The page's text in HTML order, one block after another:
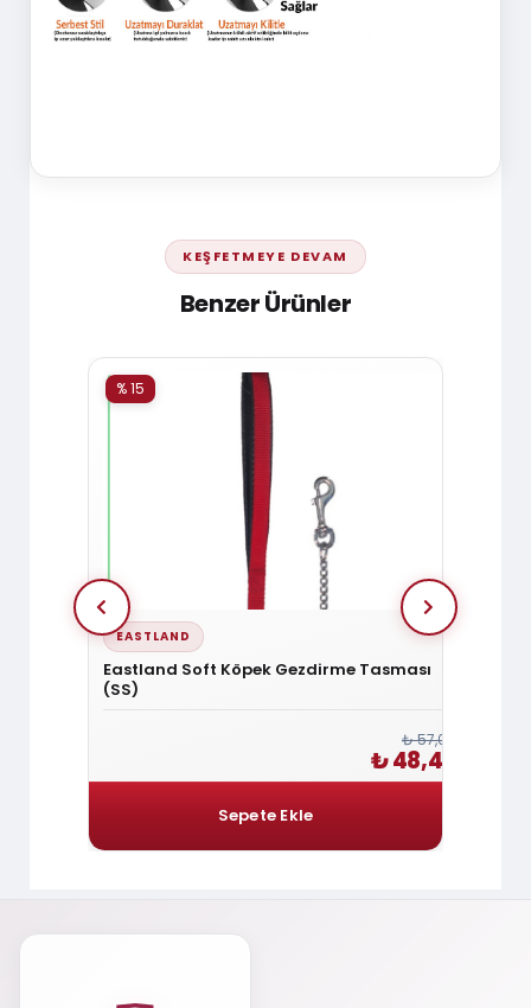
KEŞFETMEYE DEVAM
Benzer Ürünler
EASTLAND
Eastland Soft Köpek Gezdirme Tasması
(SS)
% 15
₺ 57,00
₺ 48,45